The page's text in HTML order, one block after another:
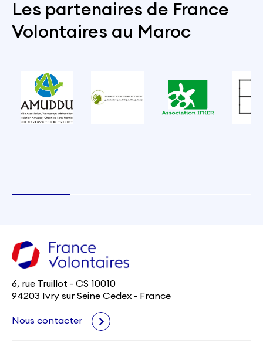
Les partenaires de France
Volontaires au Maroc
6, rue Truillot - CS 10010
94203 Ivry sur Seine Cedex - France
Nous contacter